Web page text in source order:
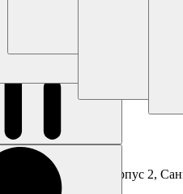
График работы
Сб: 11:00 - 18:00
Адрес магазина
Заставская ул., 11 корпус 2,